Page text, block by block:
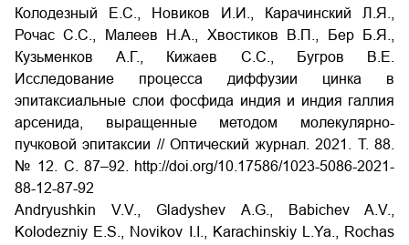
Колодезный Е.С., Новиков И.И., Карачинский Л.Я.,
Рочас С.С., Малеев Н.А., Хвостиков В.П., Бер Б.Я.,
Кузьменков А.Г., Кижаев С.С., Бугров В.Е.
Исследование процесса диффузии цинка в
эпитаксиальные слои фосфида индия и индия галлия
арсенида, выращенные методом молекулярно-
пучковой эпитаксии // Оптический журнал. 2021. Т. 88.
№ 12. С. 87–92. http://doi.org/10.17586/1023-5086-2021-
88-12-87-92
Andryushkin V.V., Gladyshev A.G., Babichev A.V.,
Kolodezniy E.S., Novikov I.I., Karachinskiy L.Ya., Rochas